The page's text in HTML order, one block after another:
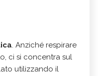
. Anziché respirare
ci si concentra sul
utilizzando il